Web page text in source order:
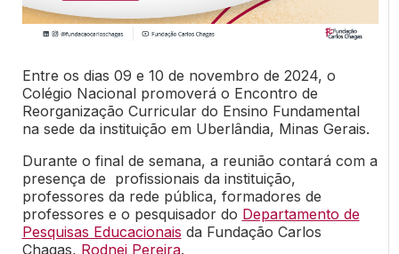
Entre os dias 09 e 10 de novembro de 2024, o
Colégio Nacional promoverá o Encontro de
Reorganização Curricular do Ensino Fundamental
na sede da instituição em Uberlândia, Minas Gerais.
Durante o final de semana, a reunião contará com a
presença de profissionais da instituição,
professores da rede pública, formadores de
professores e o pesquisador do Departamento de
Pesquisas Educacionais da Fundação Carlos
Chagas, Rodnei Pereira.